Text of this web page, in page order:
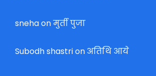
snehaonमुर्ती पुजा
Subodh shastrionअतिथि आये